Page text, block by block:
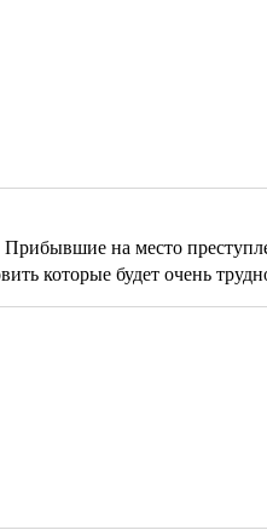
на место
которые будет очень